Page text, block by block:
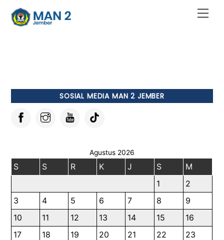
content
SOSIAL MEDIA MAN 2 JEMBER
Agustus 2026
S S R K J S
M
1
2
3
4 5 6 7 8
9
10
11 12 13 14 15
16
17
18 19 20 21 22
23